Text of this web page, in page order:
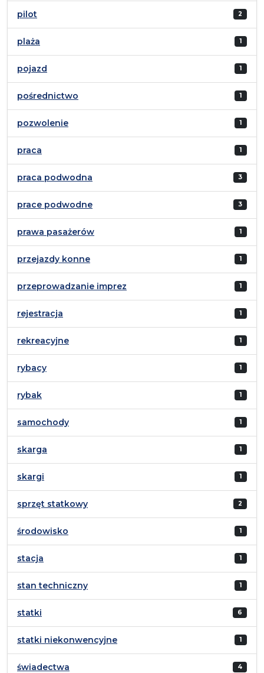
pilot 2
plaża 1
pojazd 1
pośrednictwo 1
pozwolenie 1
praca 1
praca podwodna 3
prace podwodne 3
prawa pasażerów 1
przejazdy konne 1
przeprowadzanie imprez 1
rejestracja 1
rekreacyjne 1
rybacy 1
rybak 1
samochody 1
skarga 1
skargi 1
sprzęt statkowy 2
środowisko 1
stacja 1
stan techniczny 1
statki 6
statki niekonwencyjne 1
świadectwa 4